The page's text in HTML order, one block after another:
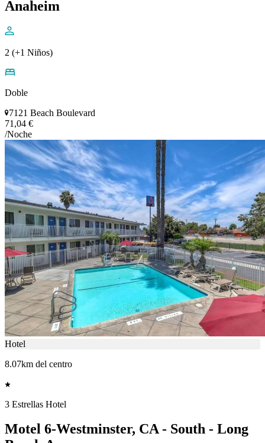
Anaheim
2 (+1 Niños)
Doble
7121 Beach Boulevard
71,04 €
/Noche
Hotel
8.07km del centro
3 Estrellas Hotel
Motel 6-Westminster, CA - South - Long